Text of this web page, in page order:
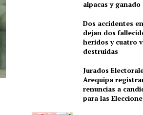
alpacas y ganado
Dos accidentes
dejan dos
heridos y cuatro
destruidas
Jurados
Arequipa
renuncias a
para las